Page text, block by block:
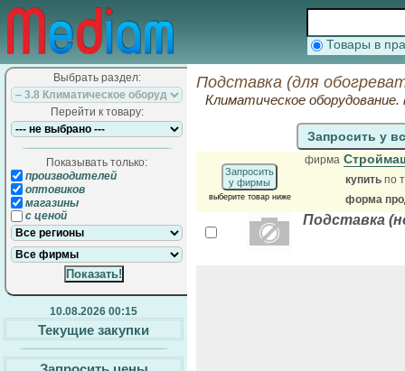
Товары в
Выбрать раздел:
Перейти к товару:
Показывать только:
производителей
оптовиков
магазины
с ценой
10.08.2026 00:15
Текущие закупки
Подставка (для
Климатическое
Запросить у
Запросить
у фирмы
выберите товар ниже
фирма
купить по
форма
Подставка